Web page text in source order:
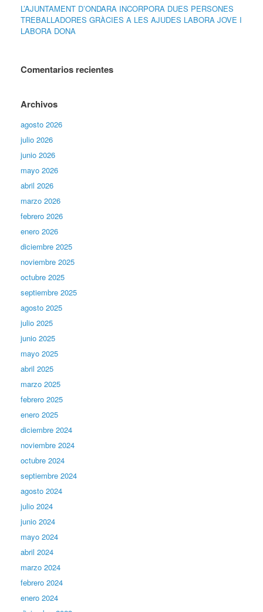
L’AJUNTAMENT D’ONDARA INCORPORA DUES PERSONES
TREBALLADORES GRÀCIES A LES AJUDES LABORA JOVE I
LABORA DONA
Comentarios recientes
Archivos
agosto 2026
julio 2026
junio 2026
mayo 2026
abril 2026
marzo 2026
febrero 2026
enero 2026
diciembre 2025
noviembre 2025
octubre 2025
septiembre 2025
agosto 2025
julio 2025
junio 2025
mayo 2025
abril 2025
marzo 2025
febrero 2025
enero 2025
diciembre 2024
noviembre 2024
octubre 2024
septiembre 2024
agosto 2024
julio 2024
junio 2024
mayo 2024
abril 2024
marzo 2024
febrero 2024
enero 2024